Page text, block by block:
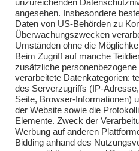
Übungen 2024
Übungen 2025
Impressum
Impressum
unzureichenden
angesehen. Insbesondere
Daten von US-Behörden zu
Überwachungszwecken
Umständen ohne die
Beim Zugriff auf manche
zusätzliche
verarbeitete Datenkategorien:
des Serverzugriffs (IP-
Seite, Browser-Informationen)
der Website sowie die
Elemente. Zweck der
Werbung auf anderen
Bidding anhand des